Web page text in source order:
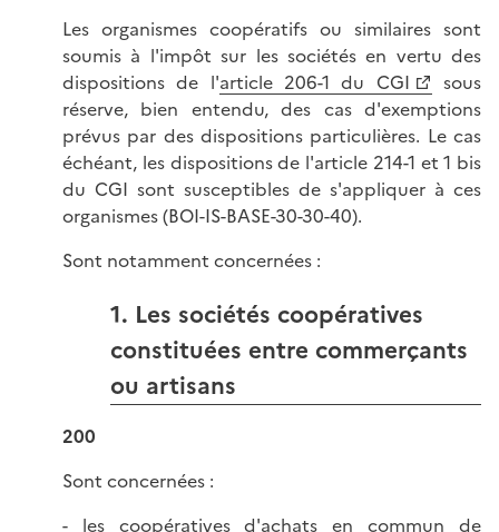
Les organismes coopératifs ou similaires sont
soumis à l'impôt sur les sociétés en vertu des
dispositions de l'article 206-1 du CGI
sous
réserve, bien entendu, des cas d'exemptions
prévus par des dispositions particulières. Le cas
échéant, les dispositions de l'article 214-1 et 1 bis
du CGI sont susceptibles de s'appliquer à ces
organismes (BOI-IS-BASE-30-30-40).
Sont notamment concernées :
1. Les sociétés coopératives
constituées entre commerçants
ou artisans
200
Sont concernées :
- les coopératives d'achats en commun de